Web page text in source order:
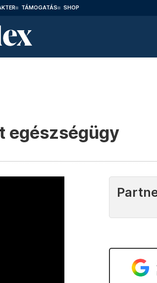
TÁMOGATÁS SHOP
egészségügy